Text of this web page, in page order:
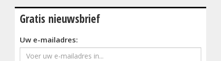
Gratis nieuwsbrief
Uw e-mailadres: